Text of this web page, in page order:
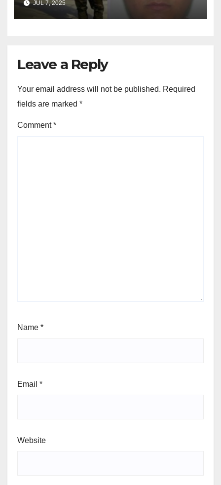
Çela ende i lirë
JUL 7, 2025
Leave a Reply
Your email address will not be published. Required
fields are marked *
Comment*
Name *
Email *
Website